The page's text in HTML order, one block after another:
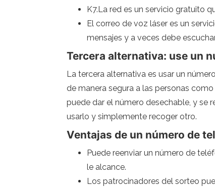
K7.La red es un servicio gratuito
El correo de voz láser es un
mensajes y a veces debe
Tercera alternativa: use un
La tercera alternativa es usar un
de manera segura a las personas
puede dar el número desechable, y se
usarlo y simplemente recoger otro.
Ventajas de un número de
Puede reenviar un número de
le alcance.
Los patrocinadores del sorteo